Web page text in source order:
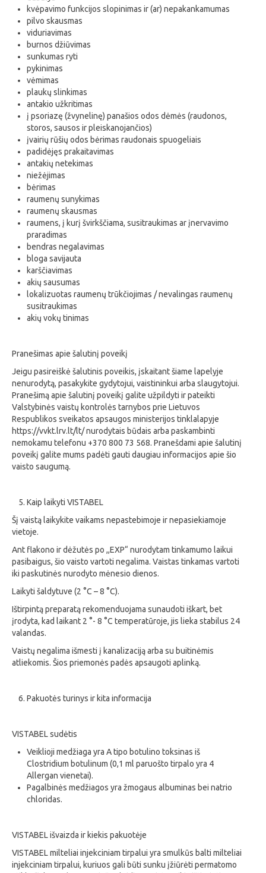
kvėpavimo funkcijos slopinimas ir (ar) nepakankamumas
pilvo skausmas
viduriavimas
burnos džiūvimas
sunkumas ryti
pykinimas
vėmimas
plaukų slinkimas
antakio užkritimas
į psoriazę (žvynelinę) panašios odos dėmės (raudonos,
storos, sausos ir pleiskanojančios)
įvairių rūšių odos bėrimas raudonais spuogeliais
padidėjęs prakaitavimas
antakių netekimas
niežėjimas
bėrimas
raumenų sunykimas
raumenų skausmas
raumens, į kurį švirkščiama, susitraukimas ar įnervavimo
praradimas
bendras negalavimas
bloga savijauta
karščiavimas
akių sausumas
lokalizuotas raumenų trūkčiojimas / nevalingas raumenų
susitraukimas
akių vokų tinimas
Pranešimas apie šalutinį poveikį
Jeigu pasireiškė šalutinis poveikis, įskaitant šiame lapelyje
nenurodytą, pasakykite gydytojui, vaistininkui arba slaugytojui.
Pranešimą apie šalutinį poveikį galite užpildyti ir pateikti
Valstybinės vaistų kontrolės tarnybos prie Lietuvos
Respublikos sveikatos apsaugos ministerijos tinklalapyje
https://vvkt.lrv.lt/lt/ nurodytais būdais arba paskambinti
nemokamu telefonu +370 800 73 568. Pranešdami apie šalutinį
poveikį galite mums padėti gauti daugiau informacijos apie šio
vaisto saugumą.
Kaip laikyti VISTABEL
Šį vaistą laikykite vaikams nepastebimoje ir nepasiekiamoje
vietoje.
Ant flakono ir dėžutės po ,,EXP“ nurodytam tinkamumo laikui
pasibaigus, šio vaisto vartoti negalima. Vaistas tinkamas vartoti
iki paskutinės nurodyto mėnesio dienos.
Laikyti šaldytuve (2 °C – 8 °C).
Ištirpintą preparatą rekomenduojama sunaudoti iškart, bet
įrodyta, kad laikant 2 °- 8 °C temperatūroje, jis lieka stabilus 24
valandas.
Vaistų negalima išmesti į kanalizaciją arba su buitinėmis
atliekomis. Šios priemonės padės apsaugoti aplinką.
Pakuotės turinys ir kita informacija
VISTABEL sudėtis
Veiklioji medžiaga yra A tipo botulino toksinas iš
Clostridium botulinum (0,1 ml paruošto tirpalo yra 4
Allergan vienetai).
Pagalbinės medžiagos yra žmogaus albuminas bei natrio
chloridas.
VISTABEL išvaizda ir kiekis pakuotėje
VISTABEL milteliai injekciniam tirpalui yra smulkūs balti milteliai
injekciniam tirpalui, kuriuos gali būti sunku įžiūrėti permatomo